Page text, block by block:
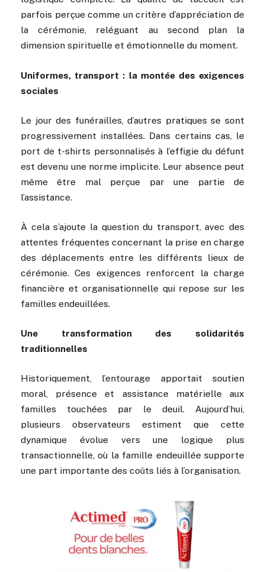
parfois perçue comme un critère d’appréciation de
la cérémonie, reléguant au second plan la
dimension spirituelle et émotionnelle du moment.
Uniformes, transport : la montée des exigences
sociales
Le jour des funérailles, d’autres pratiques se sont
progressivement installées. Dans certains cas, le
port de t-shirts personnalisés à l’effigie du défunt
est devenu une norme implicite. Leur absence peut
même être mal perçue par une partie de
l’assistance.
À cela s’ajoute la question du transport, avec des
attentes fréquentes concernant la prise en charge
des déplacements entre les différents lieux de
cérémonie. Ces exigences renforcent la charge
financière et organisationnelle qui repose sur les
familles endeuillées.
Une transformation des solidarités
traditionnelles
Historiquement, l’entourage apportait soutien
moral, présence et assistance matérielle aux
familles touchées par le deuil. Aujourd’hui,
plusieurs observateurs estiment que cette
dynamique évolue vers une logique plus
transactionnelle, où la famille endeuillée supporte
une part importante des coûts liés à l’organisation.